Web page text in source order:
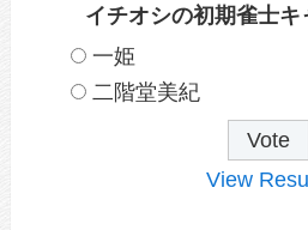
イチオシの初期雀士キ
一姫
二階堂美紀
View